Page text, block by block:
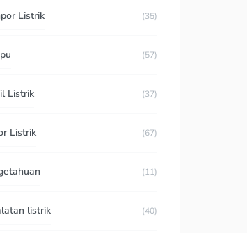
Listrik (35)
(57)
Listrik (37)
Listrik (67)
(11)
listrik (40)